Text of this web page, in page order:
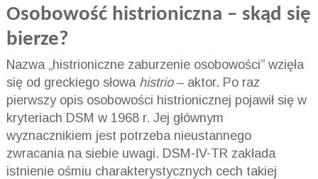
Osobowość histrioniczna – skąd się
bierze?
Nazwa „histrioniczne zaburzenie osobowości” wzięła
się od greckiego słowa histrio– aktor. Po raz
pierwszy opis osobowości histrionicznej pojawił się w
kryteriach DSM w 1968 r. Jej głównym
wyznacznikiem jest potrzeba nieustannego
zwracania na siebie uwagi. DSM-IV-TR zakłada
istnienie ośmiu charakterystycznych cech takiej